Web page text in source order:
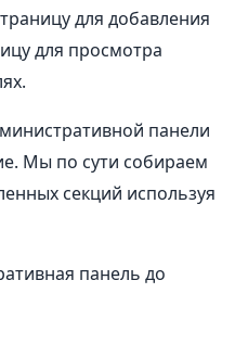
для добавления
для просмотра
панели
Мы по сути собираем
секций используя
панель до